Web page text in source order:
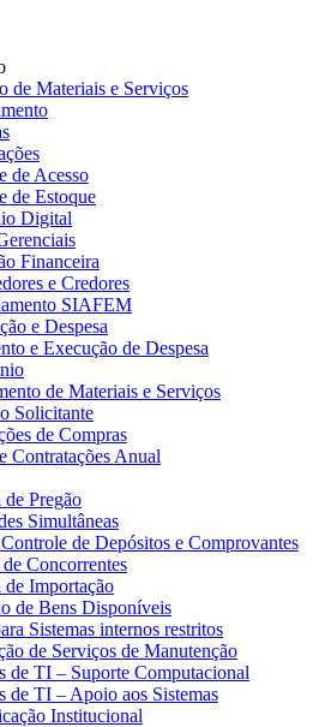
de Materiais e Serviços
de Acesso
de Estoque
Digital
Financeira
e Credores
SIAFEM
e Despesa
e Execução de Despesa
de Materiais e Serviços
Solicitante
de Compras
Contratações Anual
de Pregão
Simultâneas
de Depósitos e Comprovantes
Concorrentes
de Importação
de Bens Disponíveis
Sistemas internos restritos
de Serviços de Manutenção
de TI – Suporte Computacional
de TI – Apoio aos Sistemas
Institucional